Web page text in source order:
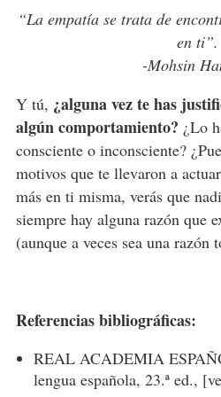
“La empatía se trata de
en ti”.
-Mohsin
Y tú, ¿alguna vez te has
algún comportamiento? ¿Lo
consciente o inconsciente?
motivos que te llevaron a
más en ti misma, verás que
siempre hay alguna razón que
(aunque a veces sea una razón
Referencias bibliográficas:
REAL ACADEMIA
lengua española, 23.ª ed.,